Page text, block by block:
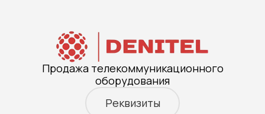
Продажа телекоммуникационного
оборудования
Реквизиты